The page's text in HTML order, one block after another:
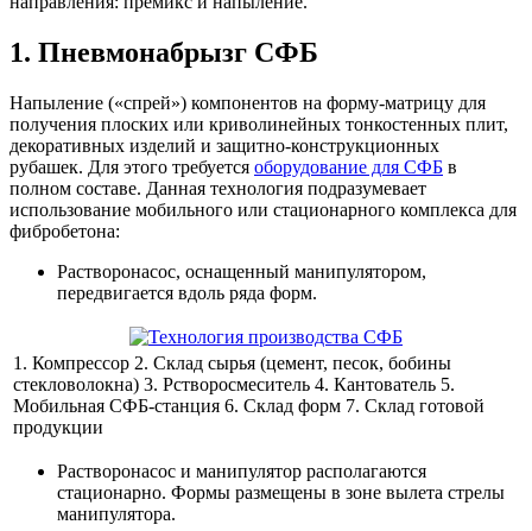
1. Пневмонабрызг СФБ
Напыление («спрей») компонентов на форму-матрицу для
получения плоских или криволинейных тонкостенных плит,
декоративных изделий и защитно-конструкционных
рубашек. Для этого требуется оборудование для СФБ в
полном составе. Данная технология подразумевает
использование мобильного или стационарного комплекса для
фибробетона:
Растворонасос, оснащенный манипулятором,
передвигается вдоль ряда форм.
1. Компрессор 2. Склад сырья (цемент, песок, бобины
стекловолокна) 3. Рстворосмеситель 4. Кантователь 5.
Мобильная СФБ-станция 6. Склад форм 7. Склад готовой
продукции
Растворонасос и манипулятор располагаются
стационарно. Формы размещены в зоне вылета стрелы
манипулятора.